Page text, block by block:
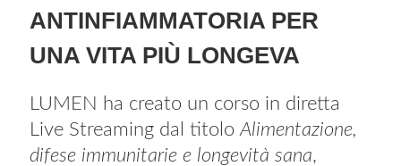
ANTINFIAMMATORIA PER
UNA VITA PIÙ LONGEVA
LUMEN ha creato un corso in diretta
Live Streaming dal titolo Alimentazione,
difese immunitarie e longevità sana,